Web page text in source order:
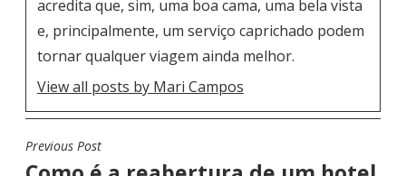
acredita que, sim, uma boa cama, uma bela vista
e, principalmente, um serviço caprichado podem
tornar qualquer viagem ainda melhor.
View all posts by Mari Campos
N
Previous Post